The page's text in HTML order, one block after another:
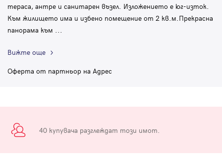
тераса, антре и санитарен възел. Изложението е юг-изток.
Към жилището има и избено помещение от 2 кв.м.Прекрасна
панорама към ...
Вижте още
Оферта от партньор на Адрес
40 купувача разглеждат този имот.